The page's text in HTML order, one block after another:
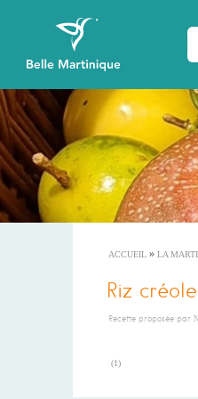
ACCUEIL » LA
Riz
Recette proposée par
(1)